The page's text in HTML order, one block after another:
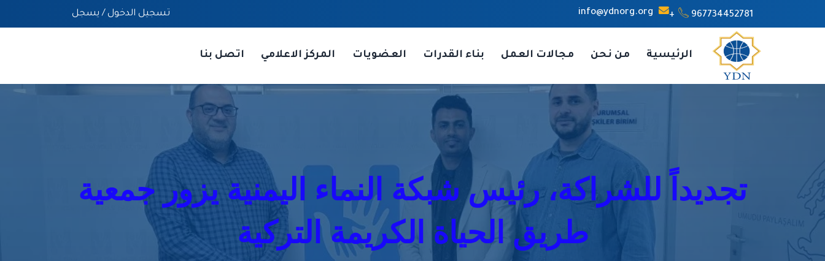
967734452781+
info@ydnorg.org تسجيل الدخول / يسجل
الرئيسية من نحن مجالات العمل بناء القدرات العضويات المركز الاعلامي اتصل بنا
تجديداً للشراكة، رئيس شبكة النماء اليمنية يزور جمعية
طريق الحياة الكريمة التركية